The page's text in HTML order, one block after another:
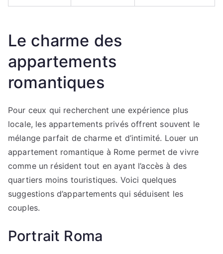
Le charme des
appartements
romantiques
Pour ceux qui recherchent une expérience plus
locale, les appartements privés offrent souvent le
mélange parfait de charme et d’intimité. Louer un
appartement romantique à Rome permet de vivre
comme un résident tout en ayant l’accès à des
quartiers moins touristiques. Voici quelques
suggestions d’appartements qui séduisent les
couples.
Portrait Roma